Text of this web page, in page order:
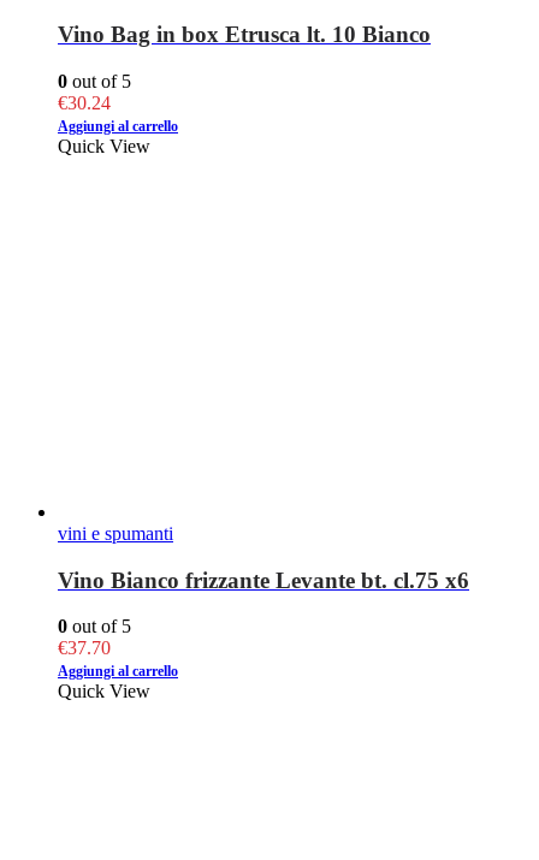
Vino Bag in box Etrusca lt. 10 Bianco
0 out of 5
€30.24
Aggiungi al carrello
Quick View
vini e spumanti
Vino Bianco frizzante Levante bt. cl.75 x6
0 out of 5
€37.70
Aggiungi al carrello
Quick View